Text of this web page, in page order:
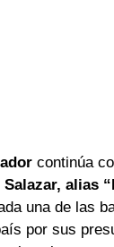
continúa
alias
una de las
por sus